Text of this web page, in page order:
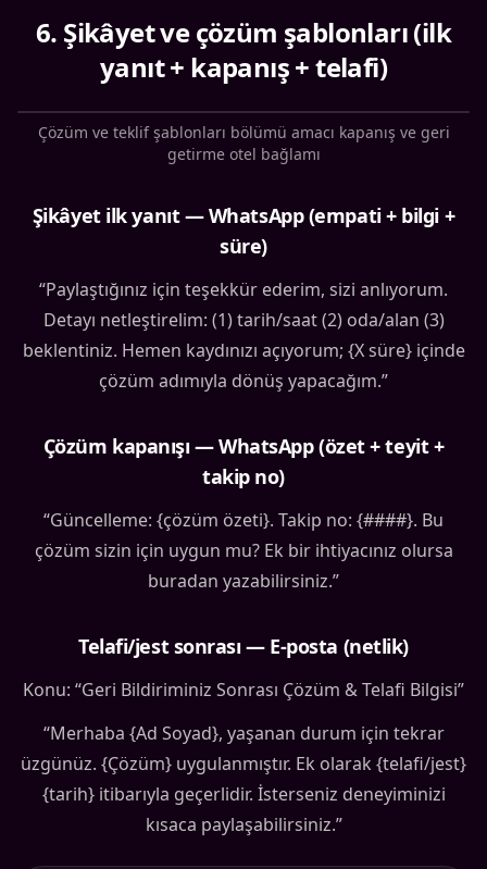
6. Şikâyet ve çözüm şablonları (ilk
yanıt + kapanış + telafi)
Çözüm ve teklif şablonları bölümü amacı kapanış ve geri
getirme otel bağlamı
Şikâyet ilk yanıt — WhatsApp (empati + bilgi +
süre)
“Paylaştığınız için teşekkür ederim, sizi anlıyorum.
Detayı netleştirelim: (1) tarih/saat (2) oda/alan (3)
beklentiniz. Hemen kaydınızı açıyorum; {X süre} içinde
çözüm adımıyla dönüş yapacağım.”
Çözüm kapanışı — WhatsApp (özet + teyit +
takip no)
“Güncelleme: {çözüm özeti}. Takip no: {####}. Bu
çözüm sizin için uygun mu? Ek bir ihtiyacınız olursa
buradan yazabilirsiniz.”
Telafi/jest sonrası — E-posta (netlik)
Konu: “Geri Bildiriminiz Sonrası Çözüm & Telafi Bilgisi”
“Merhaba {Ad Soyad}, yaşanan durum için tekrar
üzgünüz. {Çözüm} uygulanmıştır. Ek olarak {telafi/jest}
{tarih} itibarıyla geçerlidir. İsterseniz deneyiminizi
kısaca paylaşabilirsiniz.”